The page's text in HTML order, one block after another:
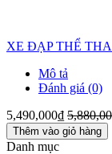
XE ĐẠP THỂ
Mô tả
Đánh giá (0)
5,490,000₫
Thêm vào giỏ hàng
Danh mục